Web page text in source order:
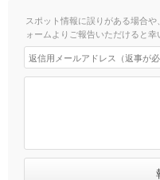
スポット情報に誤りがある場合
ォームよりご報告いただけると幸